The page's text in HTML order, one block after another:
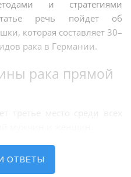
и стратегиями
речь пойдет об
которая составляет 30–
рака в Германии.
рака прямой
ОТВЕТЫ